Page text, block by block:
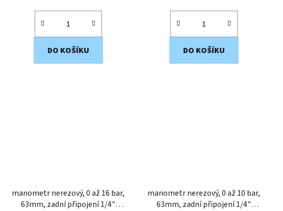
DO KOŠÍKU DO KOŠÍKU
manometr nerezový, 0 až 16 bar,
63mm, zadní připojení 1/4"
manometr nerezový, 0 až 10 bar,
63mm, zadní připojení 1/4"